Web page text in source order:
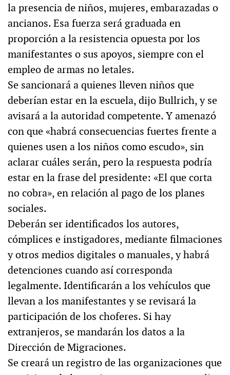
la presencia de niños, mujeres, embarazadas o
ancianos. Esa fuerza será graduada en
proporción a la resistencia opuesta por los
manifestantes o sus apoyos, siempre con el
empleo de armas no letales.
Se sancionará a quienes lleven niños que
deberían estar en la escuela, dijo Bullrich, y se
avisará a la autoridad competente. Y amenazó
con que «habrá consecuencias fuertes frente a
quienes usen a los niños como escudo», sin
aclarar cuáles serán, pero la respuesta podría
estar en la frase del presidente: «El que corta
no cobra», en relación al pago de los planes
sociales.
Deberán ser identificados los autores,
cómplices e instigadores, mediante filmaciones
y otros medios digitales o manuales, y habrá
detenciones cuando así corresponda
legalmente. Identificarán a los vehículos que
llevan a los manifestantes y se revisará la
participación de los choferes. Si hay
extranjeros, se mandarán los datos a la
Dirección de Migraciones.
Se creará un registro de las organizaciones que